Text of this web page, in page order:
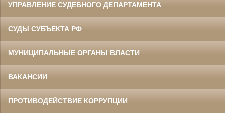
УПРАВЛЕНИЕ СУДЕБНОГО ДЕПАРТАМЕНТА
СУДЫ СУБЪЕКТА РФ
МУНИЦИПАЛЬНЫЕ ОРГАНЫ ВЛАСТИ
ВАКАНСИИ
ПРОТИВОДЕЙСТВИЕ КОРРУПЦИИ